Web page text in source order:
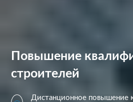
Повышение
строителей
Дистанционное повышение